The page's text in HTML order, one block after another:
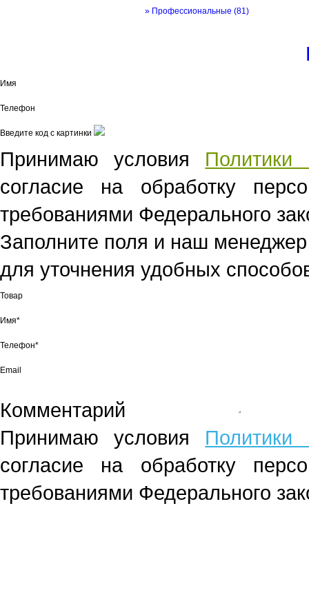
» Профессиональные (81)
Имя
Телефон
Введите код с картинки
Принимаю условия Политики
согласие на обработку
требованиями Федерального
Заполните поля и наш
для уточнения удобных
Товар
Имя*
Телефон*
Email
Комментарий
Принимаю условия Политики
согласие на обработку
требованиями Федерального